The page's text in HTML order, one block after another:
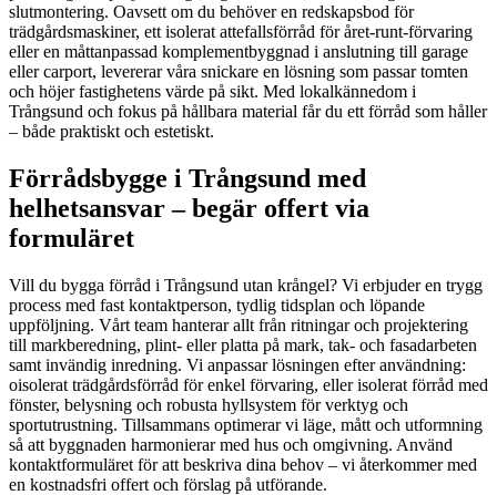
slutmontering. Oavsett om du behöver en redskapsbod för
trädgårdsmaskiner, ett isolerat attefallsförråd för året-runt-förvaring
eller en måttanpassad komplementbyggnad i anslutning till garage
eller carport, levererar våra snickare en lösning som passar tomten
och höjer fastighetens värde på sikt. Med lokalkännedom i
Trångsund och fokus på hållbara material får du ett förråd som håller
– både praktiskt och estetiskt.
Förrådsbygge i Trångsund med
helhetsansvar – begär offert via
formuläret
Vill du bygga förråd i Trångsund utan krångel? Vi erbjuder en trygg
process med fast kontaktperson, tydlig tidsplan och löpande
uppföljning. Vårt team hanterar allt från ritningar och projektering
till markberedning, plint- eller platta på mark, tak- och fasadarbeten
samt invändig inredning. Vi anpassar lösningen efter användning:
oisolerat trädgårdsförråd för enkel förvaring, eller isolerat förråd med
fönster, belysning och robusta hyllsystem för verktyg och
sportutrustning. Tillsammans optimerar vi läge, mått och utformning
så att byggnaden harmonierar med hus och omgivning. Använd
kontaktformuläret för att beskriva dina behov – vi återkommer med
en kostnadsfri offert och förslag på utförande.